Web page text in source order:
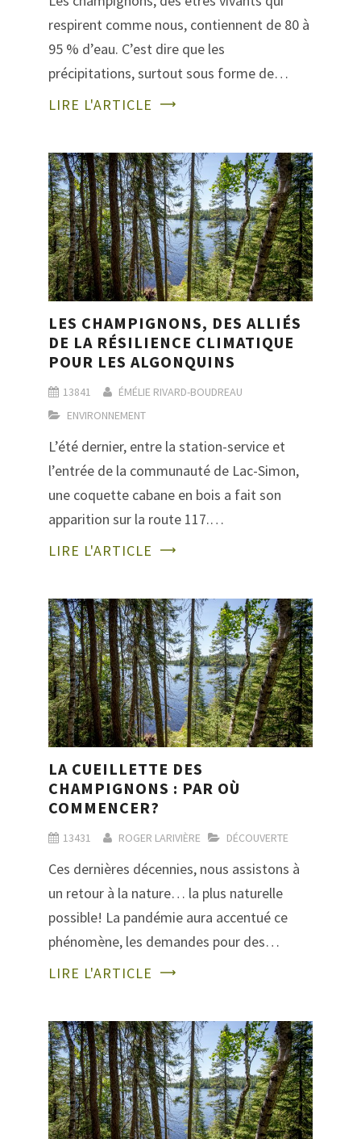
respirent comme nous, contiennent de 80 à
95 % d’eau. C’est dire que les
précipitations, surtout sous forme de…
LIRE L'ARTICLE
LES CHAMPIGNONS, DES ALLIÉS
DE LA RÉSILIENCE CLIMATIQUE
POUR LES ALGONQUINS
13841
ÉMÉLIE RIVARD-BOUDREAU
ENVIRONNEMENT
L’été dernier, entre la station-service et
l’entrée de la communauté de Lac-Simon,
une coquette cabane en bois a fait son
apparition sur la route 117.…
LIRE L'ARTICLE
LA CUEILLETTE DES
CHAMPIGNONS : PAR OÙ
COMMENCER?
13431 ROGER LARIVIÈRE DÉCOUVERTE
Ces dernières décennies, nous assistons à
un retour à la nature… la plus naturelle
possible! La pandémie aura accentué ce
phénomène, les demandes pour des…
LIRE L'ARTICLE